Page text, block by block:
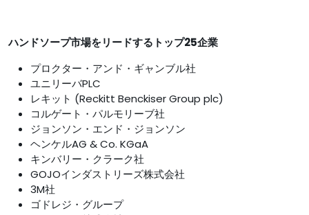
ハンドソープ市場をリードするトップ25企業
プロクター・アンド・ギャンブル社
ユニリーバPLC
レキット (Reckitt Benckiser Group plc)
コルゲート・パルモリーブ社
ジョンソン・エンド・ジョンソン
ヘンケルAG & Co. KGaA
キンバリー・クラーク社
GOJOインダストリーズ株式会社
3M社
ゴドレジ・グループ